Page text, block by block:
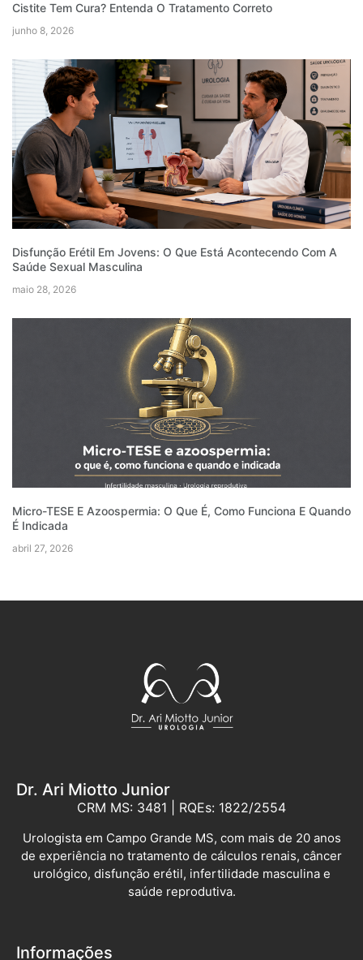
Cistite Tem Cura? Entenda O Tratamento Correto
junho 8, 2026
Disfunção Erétil Em Jovens: O Que Está Acontecendo Com A
Saúde Sexual Masculina
maio 28, 2026
Micro-TESE E Azoospermia: O Que É, Como Funciona E Quando
É Indicada
abril 27, 2026
Dr. Ari Miotto Junior
CRM MS: 3481 | RQEs: 1822/2554
Urologista em Campo Grande MS, com mais de 20 anos
de experiência no tratamento de cálculos renais, câncer
urológico, disfunção erétil, infertilidade masculina e
saúde reprodutiva.
Informações